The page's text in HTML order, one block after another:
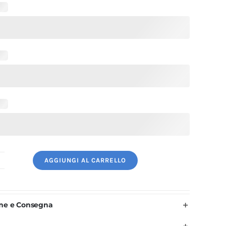
AGGIUNGI AL CARRELLO
e Consegna